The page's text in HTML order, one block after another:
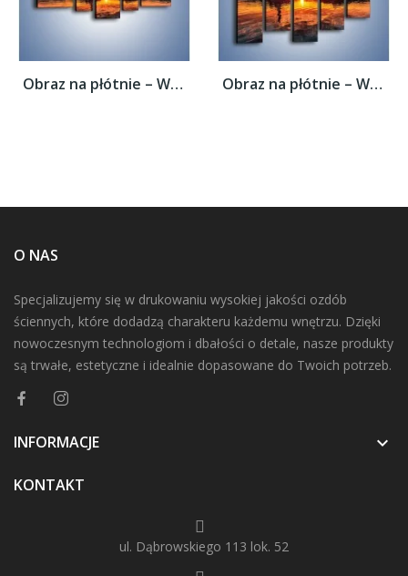
Obraz na płótnie – Widok z latarni na... Obraz na płótnie – Widok z latarni na...
O NAS
Specjalizujemy się w drukowaniu wysokiej jakości ozdób
ściennych, które dodadzą charakteru każdemu wnętrzu. Dzięki
nowoczesnym technologiom i dbałości o detale, nasze produkty
są trwałe, estetyczne i idealnie dopasowane do Twoich potrzeb.
INFORMACJE 
KONTAKT
ul. Dąbrowskiego 113 lok. 52